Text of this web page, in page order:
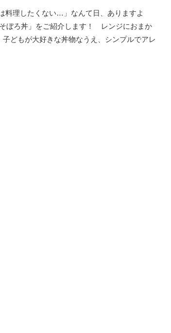
料理したくない…」なんて日、ありますよ
ぼろ丼」をご紹介します！ レンジにおまか
どもが大好きな丼物なうえ、シンプルでアレ